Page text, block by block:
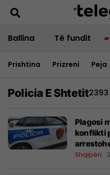
Ballina Të fundit
Prishtina Prizreni Peja
Policia E Shtetit
Plagosi
konflikti
Shqipëri